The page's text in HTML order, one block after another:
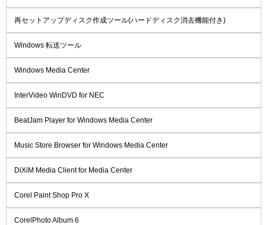
再セットアップディスク作成ツール(ハードディスク消去機能付き)
Windows 転送ツール
Windows Media Center
InterVideo WinDVD for NEC
BeatJam Player for Windows Media Center
Music Store Browser for Windows Media Center
DiXiM Media Client for Media Center
Corel Paint Shop Pro X
CorelPhoto Album 6